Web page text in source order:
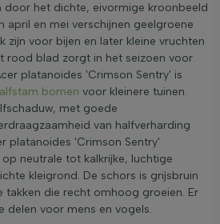
door het dichte, eivormige kroonbeeld
april en mei verschijnen geelgroene
zijn voor bijen en later kleine vruchten
rood blad zorgt in het seizoen voor
platanoides 'Crimson Sentry' is
bomen voor kleinere tuinen.
met goede
van halfverharding
platanoides 'Crimson Sentry'
neutrale tot kalkrijke, luchtige
kleigrond. De schors is grijsbruin
takken die recht omhoog groeien. Er
delen voor mens en vogels.